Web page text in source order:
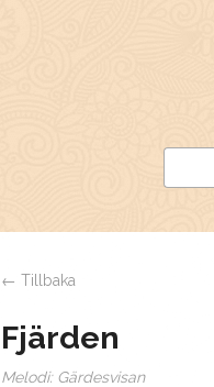
← Tillbaka
Fjärden
Melodi: Gärdesvisan